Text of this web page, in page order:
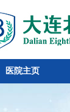
医院主页